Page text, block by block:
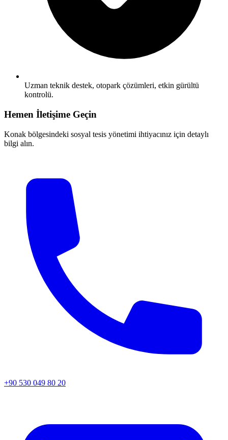
Uzman teknik destek, otopark çözümleri, etkin gürültü
kontrolü.
Hemen İletişime Geçin
Konak bölgesindeki sosyal tesis yönetimi ihtiyacınız için detaylı
bilgi alın.
+90 530 049 80 20